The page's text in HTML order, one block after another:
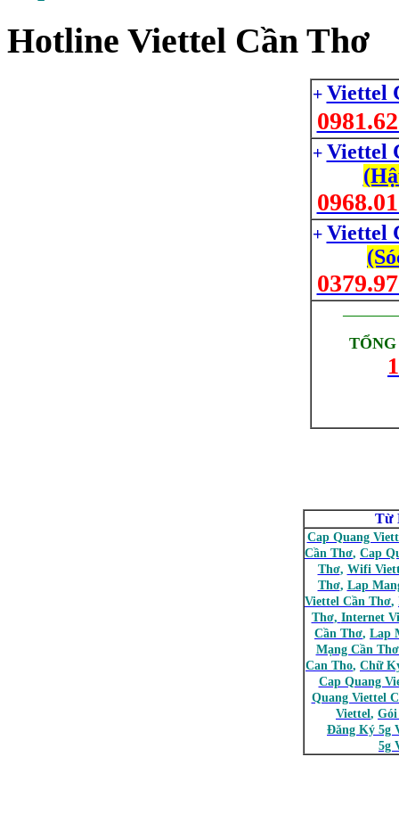
Hotline Viettel Cần Thơ
+ Viettel
+ Viettel
+ Viettel
Từ
Cap Quang
Cần Thơ, Cap
Thơ, Wifi
Thơ, Lap
Viettel Cần Thơ,
Thơ, Internet
Cần Thơ, Lap
Mạng Cần
Can Tho, Chữ
Cap Quang
Quang Viettel
Viettel,
Đăng Ký 5g
5g